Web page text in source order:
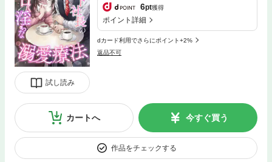
試し読み
6pt獲得
ポイント詳細
dカード利用でさらにポイント+2%
返品不可
カートへ 今すぐ買う
作品をチェックする